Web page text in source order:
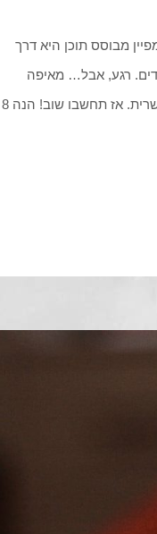
מבוסס תוכן היא דרך
רגע, אבל… מאיפה
מתחילים? הרבה אנשים נרתעים מכתיבת ספר אלקטרוני וחושבים שזו משימה בלתי אפשרית. אז תחשבו שוב! הנה 8